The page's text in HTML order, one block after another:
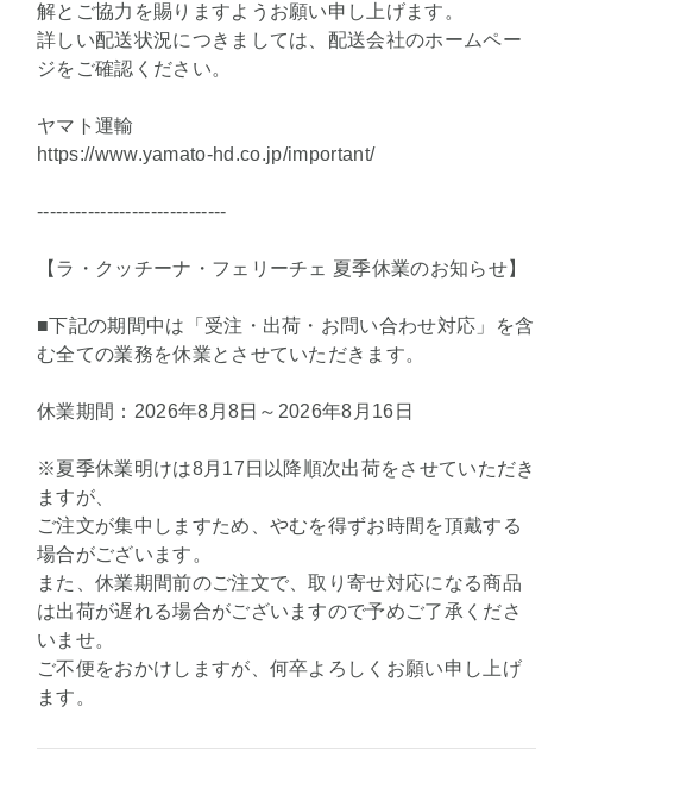
解とご協力を賜りますようお願い申し上げます。
詳しい配送状況につきましては、配送会社のホームペー
ジをご確認ください。
ヤマト運輸
https://www.yamato-hd.co.jp/important/
------------------------------
【ラ・クッチーナ・フェリーチェ 夏季休業のお知らせ】
■下記の期間中は「受注・出荷・お問い合わせ対応」を含
む全ての業務を休業とさせていただきます。
休業期間：2026年8月8日～2026年8月16日
※夏季休業明けは8月17日以降順次出荷をさせていただき
ますが、
ご注文が集中しますため、やむを得ずお時間を頂戴する
場合がございます。
また、休業期間前のご注文で、取り寄せ対応になる商品
は出荷が遅れる場合がございますので予めご了承くださ
いませ。
ご不便をおかけしますが、何卒よろしくお願い申し上げ
ます。